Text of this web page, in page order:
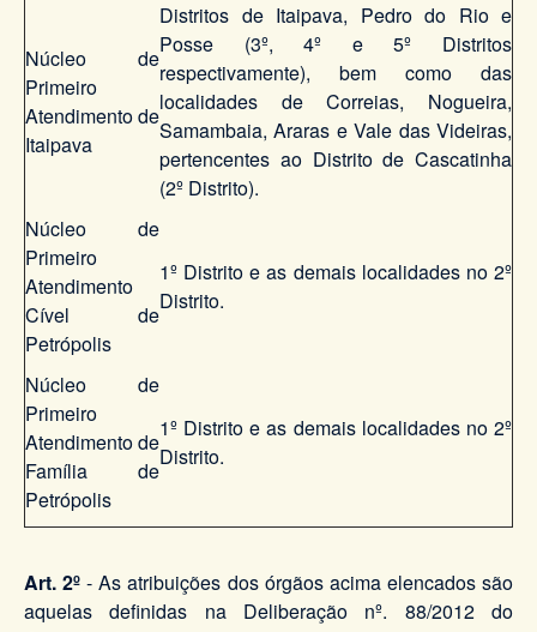
Núcleo de
Primeiro
Atendimento de
Itaipava
Distritos de Itaipava, Pedro do Rio e
Posse (3º, 4º e 5º Distritos
respectivamente), bem como das
localidades de Correias, Nogueira,
Samambaia, Araras e Vale das Videiras,
pertencentes ao Distrito de Cascatinha
(2º Distrito).
Núcleo de
Primeiro
Atendimento
Cível de
Petrópolis
1º Distrito e as demais localidades no 2º
Distrito.
Núcleo de
Primeiro
Atendimento de
Família de
Petrópolis
1º Distrito e as demais localidades no 2º
Distrito.
Art. 2º - As atribuições dos órgãos acima elencados são
aquelas definidas na Deliberação nº. 88/2012 do